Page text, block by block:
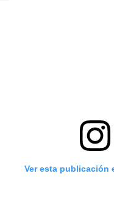
Ver esta publicación